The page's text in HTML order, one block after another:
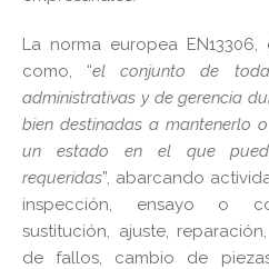
La norma europea EN13306,
como, “el conjunto de
administrativas y de gerencia
bien destinadas a mantenerlo
un estado en el que
requeridas”, abarcando
inspección, ensayo o
sustitución, ajuste,
de fallos, cambio de